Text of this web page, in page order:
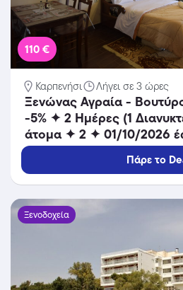
110 €
Καρπενήσι Λήγει σε 3 ώρες
Ξενώνας Αγραία -
-5% ✦ 2 Ημέρες (1
άτομα ✦ 2 ✦ 01/10/2026
Μοναδική θέα!
Πάρε το
Ξενοδοχεία